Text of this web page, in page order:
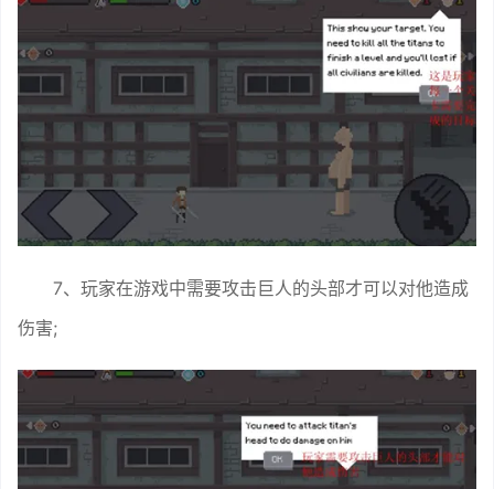
7、玩家在游戏中需要攻击巨人的头部才可以对他造成
伤害;